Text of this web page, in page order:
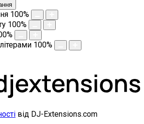
100%
100%
%
100%
від DJ-Extensions.com